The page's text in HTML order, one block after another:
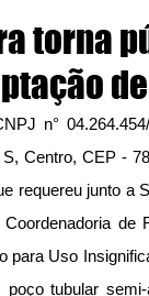
torna
n°
Centro, CEP -
requereu junto a
de
para Uso
tubular semi-